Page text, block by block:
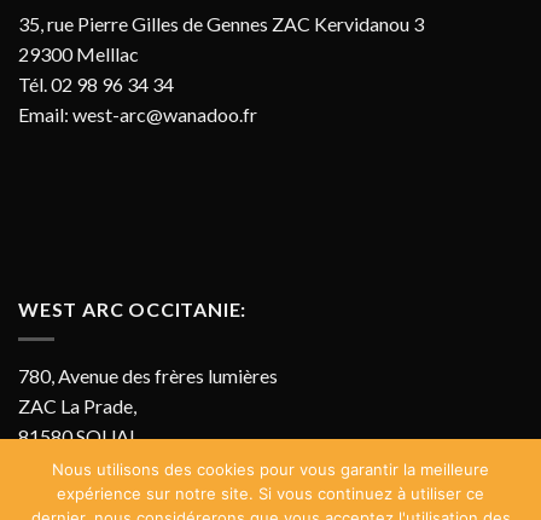
35, rue Pierre Gilles de Gennes ZAC Kervidanou 3
29300 Melllac
Tél. 02 98 96 34 34
Email: west-arc@wanadoo.fr
WEST ARC OCCITANIE:
780, Avenue des frères lumières
ZAC La Prade,
81580 SOUAL
Tél. 07 69 11 05 85
Email:olivier@west-arc.fr
Nous utilisons des cookies pour vous garantir la meilleure
expérience sur notre site. Si vous continuez à utiliser ce